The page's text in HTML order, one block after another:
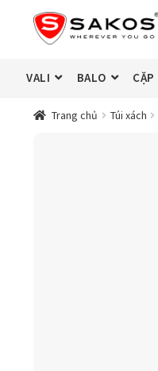
Đi
đến
hướng
Chuyển
đến
dung
VALI BALO CẶP
Trang chủ Túi xách